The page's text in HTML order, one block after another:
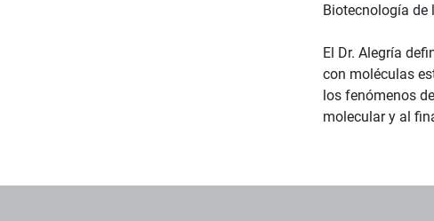
Biotecnología de
El Dr. Alegría
con moléculas
los fenómenos
molecular y al